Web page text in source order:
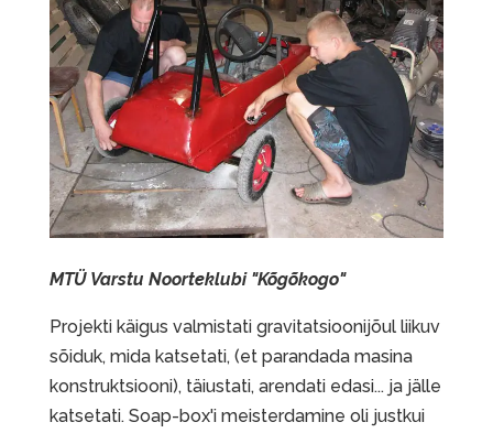
MTÜ Varstu Noorteklubi "Kõgõkogo"
Projekti käigus valmistati gravitatsioonijõul liikuv
sõiduk, mida katsetati, (et parandada masina
konstruktsiooni), täiustati, arendati edasi... ja jälle
katsetati. Soap-box'i meisterdamine oli justkui